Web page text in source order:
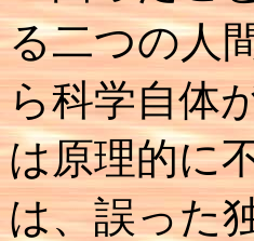
る二つの人
ら科学自体
は原理的に
は、誤った